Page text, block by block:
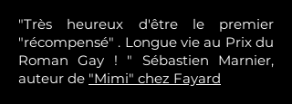
"Très heureux d'être le premier
"récompensé" . Longue vie au Prix du
Roman Gay ! " Sébastien Marnier,
auteur de "Mimi" chez Fayard